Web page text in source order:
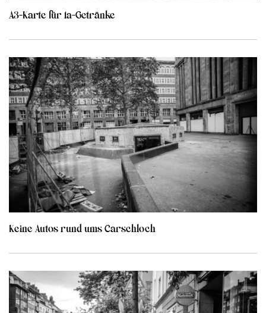
A3-Karte für 1a-Getränke
Keine Autos rund ums Carschloch